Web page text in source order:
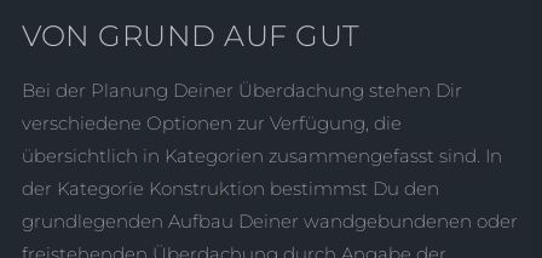
VON GRUND AUF GUT
Bei der Planung Deiner Überdachung stehen Dir
verschiedene Optionen zur Verfügung, die
übersichtlich in Kategorien zusammengefasst sind. In
der Kategorie Konstruktion bestimmst Du den
grundlegenden Aufbau Deiner wandgebundenen oder